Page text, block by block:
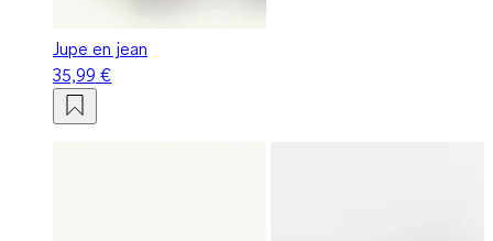
Jupe en jean
35,99 €